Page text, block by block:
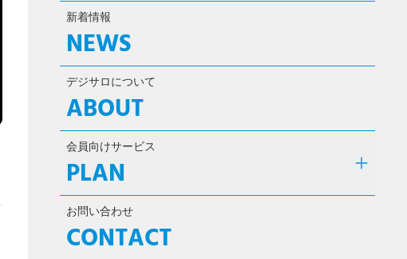
新着情報
NEWS
デジサロについて
ABOUT
会員向けサービス
PLAN
お問い合わせ
CONTACT